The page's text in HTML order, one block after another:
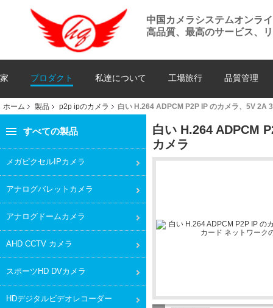
中国カメラシステムオンラ
高品質、最高のサービス、
家 プロダクト 私達について 工場旅行 品質管理
ホーム 製品 p2p ipのカメラ 白い H.264 ADPCM P2P IP のカメラ、5V 2A
すべての製品
メガピクセルIPカメラ
アナログバレットカメラ
アナログドームカメラ
AHD CCTV カメラ
スポーツHD DVカメラ
HDデジタルビデオレコーダー
白い H.264 ADPCM
カメラ